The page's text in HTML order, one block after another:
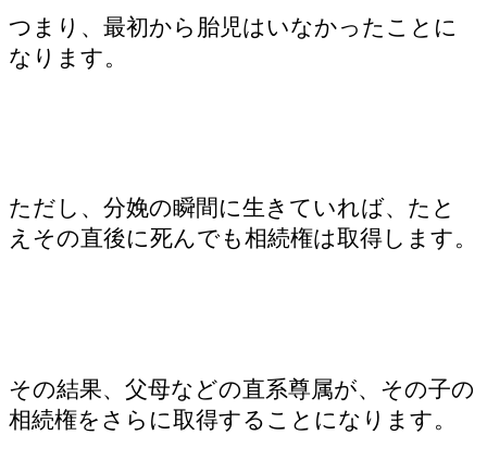
つまり、最初から胎児はいなかったことに
なります。
ただし、分娩の瞬間に生きていれば、たと
えその直後に死んでも相続権は取得します。
その結果、父母などの直系尊属が、その子の
相続権をさらに取得することになります。